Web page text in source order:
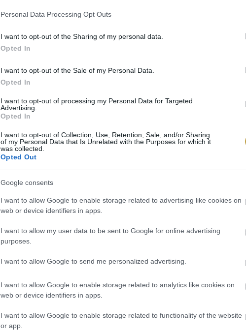
Personal Data Processing Opt Outs
I want to opt-out of the Sharing of my personal data.
Opted In
I want to opt-out of the Sale of my Personal Data.
Opted In
I want to opt-out of processing my Personal Data for Targeted
Advertising.
Opted In
I want to opt-out of Collection, Use, Retention, Sale, and/or Sharing
of my Personal Data that Is Unrelated with the Purposes for which it
was collected.
Opted Out
Google consents
I want to allow Google to enable storage related to advertising like cookies on
web or device identifiers in apps.
I want to allow my user data to be sent to Google for online advertising
purposes.
I want to allow Google to send me personalized advertising.
I want to allow Google to enable storage related to analytics like cookies on
web or device identifiers in apps.
I want to allow Google to enable storage related to functionality of the website
or app.